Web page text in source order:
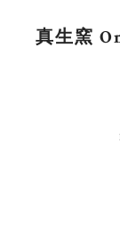
真生窯